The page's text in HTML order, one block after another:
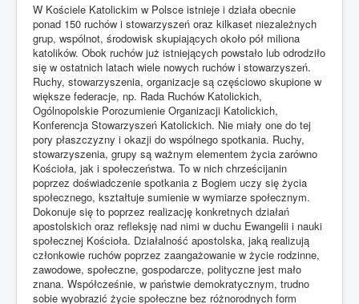
W Kościele Katolickim w Polsce istnieje i działa obecnie
ponad 150 ruchów i stowarzyszeń oraz kilkaset niezależnych
grup, wspólnot, środowisk skupiających około pół miliona
katolików. Obok ruchów już istniejących powstało lub odrodziło
się w ostatnich latach wiele nowych ruchów i stowarzyszeń.
Ruchy, stowarzyszenia, organizacje są częściowo skupione w
większe federacje, np. Rada Ruchów Katolickich,
Ogólnopolskie Porozumienie Organizacji Katolickich,
Konferencja Stowarzyszeń Katolickich. Nie miały one do tej
pory płaszczyzny i okazji do wspólnego spotkania. Ruchy,
stowarzyszenia, grupy są ważnym elementem życia zarówno
Kościoła, jak i społeczeństwa. To w nich chrześcijanin
poprzez doświadczenie spotkania z Bogiem uczy się życia
społecznego, kształtuje sumienie w wymiarze społecznym.
Dokonuje się to poprzez realizację konkretnych działań
apostolskich oraz refleksję nad nimi w duchu Ewangelii i nauki
społecznej Kościoła. Działalność apostolska, jaką realizują
członkowie ruchów poprzez zaangażowanie w życie rodzinne,
zawodowe, społeczne, gospodarcze, polityczne jest mało
znana. Współcześnie, w państwie demokratycznym, trudno
sobie wyobrazić życie społeczne bez różnorodnych form